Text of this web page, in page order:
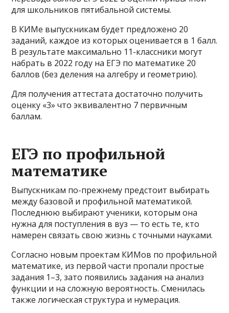
для школьников пятибальной системы.
В КИМе выпускникам будет предложено 20
заданий, каждое из которых оценивается в 1 балл.
В результате максимально 11-классники могут
набрать в 2022 году на ЕГЭ по математике 20
баллов (без деления на алгебру и геометрию).
Для получения аттестата достаточно получить
оценку «3» что эквивалентно 7 первичным
баллам.
ЕГЭ по профильной
математике
Выпускникам по-прежнему предстоит выбирать
между базовой и профильной математикой.
Последнюю выбирают ученики, которым она
нужна для поступления в вуз — то есть те, кто
намерен связать свою жизнь с точными науками.
Согласно новым проектам КИМов по профильной
математике, из первой части пропали простые
задания 1–3, зато появились задания на анализ
функции и на сложную вероятность. Сменилась
также логическая структура и нумерация.